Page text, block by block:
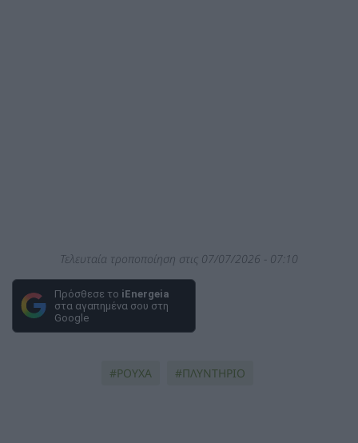
Τελευταία τροποποίηση στις 07/07/2026 - 07:10
Πρόσθεσε το iEnergeia
στα αγαπημένα σου στη
Google
ΡΟΥΧΑ ΠΛΥΝΤΗΡΙΟ